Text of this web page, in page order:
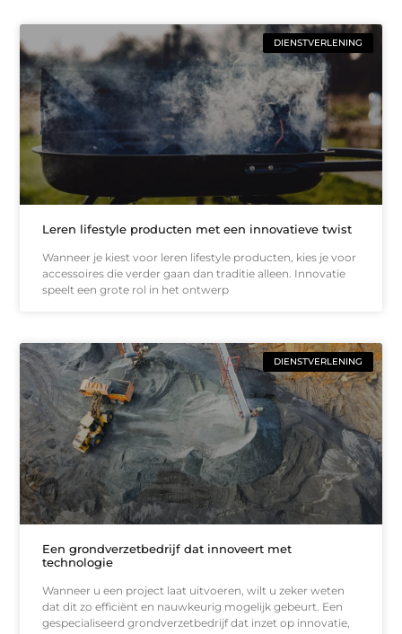
DIENSTVERLENING
Leren lifestyle producten met een innovatieve twist
Wanneer je kiest voor leren lifestyle producten, kies je voor
accessoires die verder gaan dan traditie alleen. Innovatie
speelt een grote rol in het ontwerp
DIENSTVERLENING
Een grondverzetbedrijf dat innoveert met
technologie
Wanneer u een project laat uitvoeren, wilt u zeker weten
dat dit zo efficiënt en nauwkeurig mogelijk gebeurt. Een
gespecialiseerd grondverzetbedrijf dat inzet op innovatie,